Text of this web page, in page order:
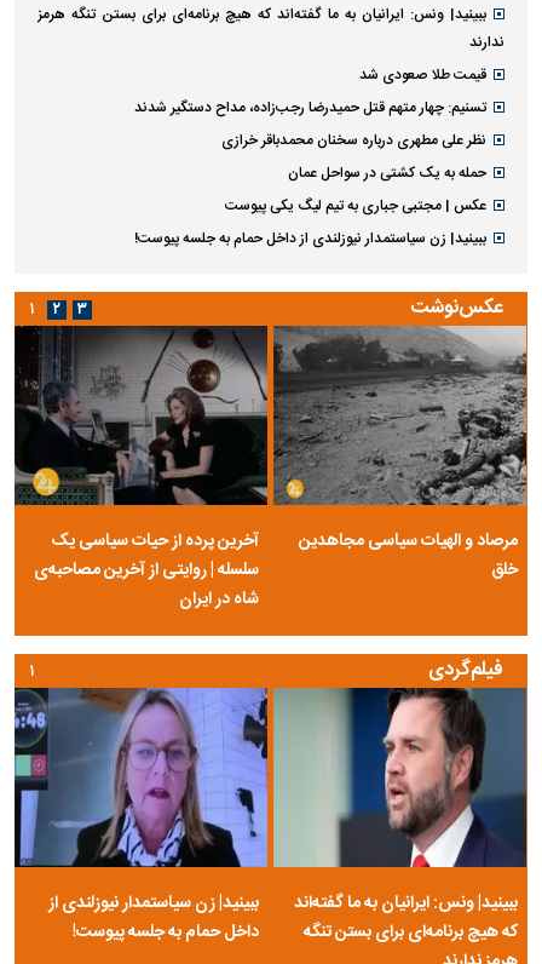
ببینید| ونس: ایرانیان به ما گفته‌اند که هیچ برنامه‌ای برای بستن تنگه هرمز
ندارند
قیمت طلا صعودی شد
تسنیم: چهار متهم قتل حمیدرضا رجب‌زاده، مداح دستگیر شدند
نظر علی مطهری درباره سخنان محمدباقر خرازی
حمله به یک کشتی در سواحل عمان
عکس | مجتبی جباری به تیم لیگ یکی پیوست
ببینید| زن سیاستمدار نیوزلندی از داخل حمام به جلسه پیوست!
عکس‌نوشت
مرصاد و الهیات سیاسی مجاهدین
خلق
آخرین پرده از حیات سیاسی یک
سلسله | روایتی از آخرین مصاحبه‌ی
شاه در ایران
۱ ۲ ۳
فیلم‌گردی
ببینید| ونس: ایرانیان به ما گفته‌اند
که هیچ برنامه‌ای برای بستن تنگه
ببینید| زن سیاستمدار نیوزلندی از
داخل حمام به جلسه پیوست!
۱